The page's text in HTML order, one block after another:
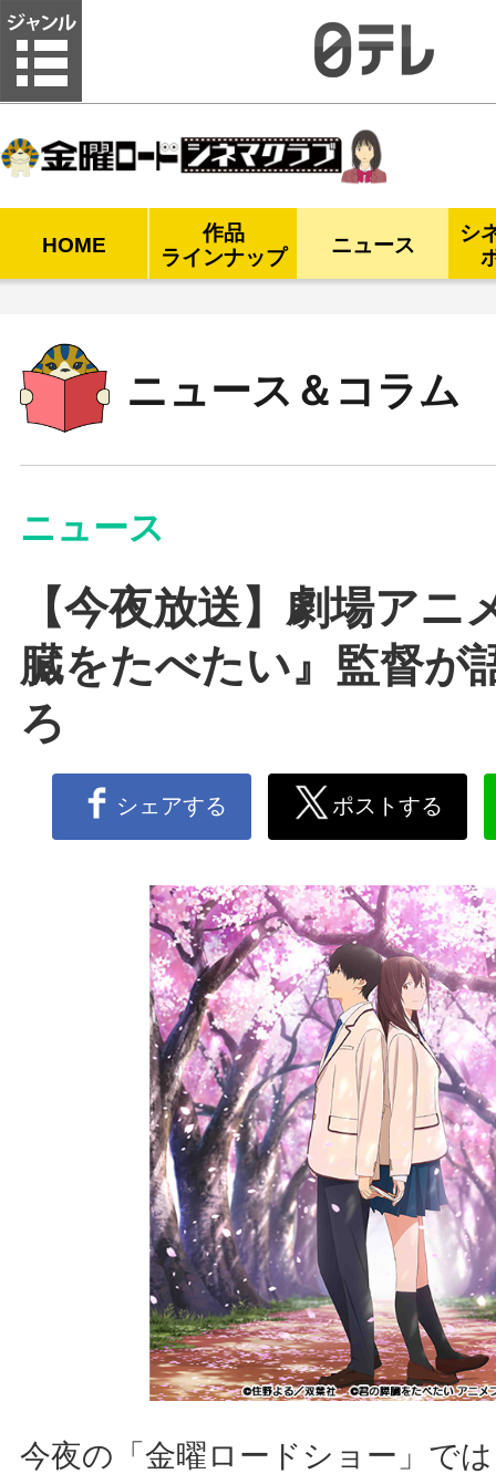
HOME
作品
ラインナップ
ニュース
シ
ニュース＆コラム
ニュース
【今夜放送】劇場アニ
臓をたべたい』監督が
ろ
シェアする ポストする
今夜の「金曜ロードショー」で